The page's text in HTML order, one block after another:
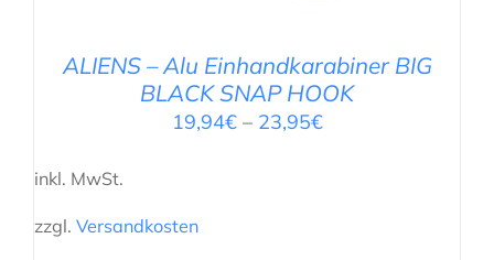
ALIENS – Alu Einhandkarabiner BIG
BLACK SNAP HOOK
19,94€– 23,95€
inkl. MwSt.
zzgl. Versandkosten